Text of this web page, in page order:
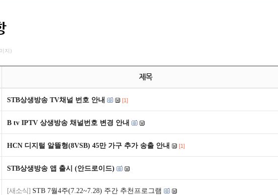
지)
제목
STB상생방송 TV채널 번호 안내 [1]
B tv IPTV 상생방송 채널번호 변경 안내
HCN 디지털 알뜰형(8VSB) 45만 가구 추가 송출 안내 [1]
STB상생방송 앱 출시 (안드로이드)
[새소식] STB 7월4주(7.22~7.28) 주간 추천프로그램